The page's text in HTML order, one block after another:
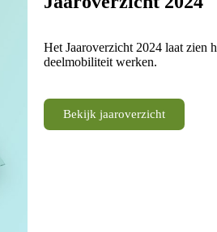
Het Jaaroverzicht 2024 laat zien
deelmobiliteit werken.
Bekijk jaaroverzicht